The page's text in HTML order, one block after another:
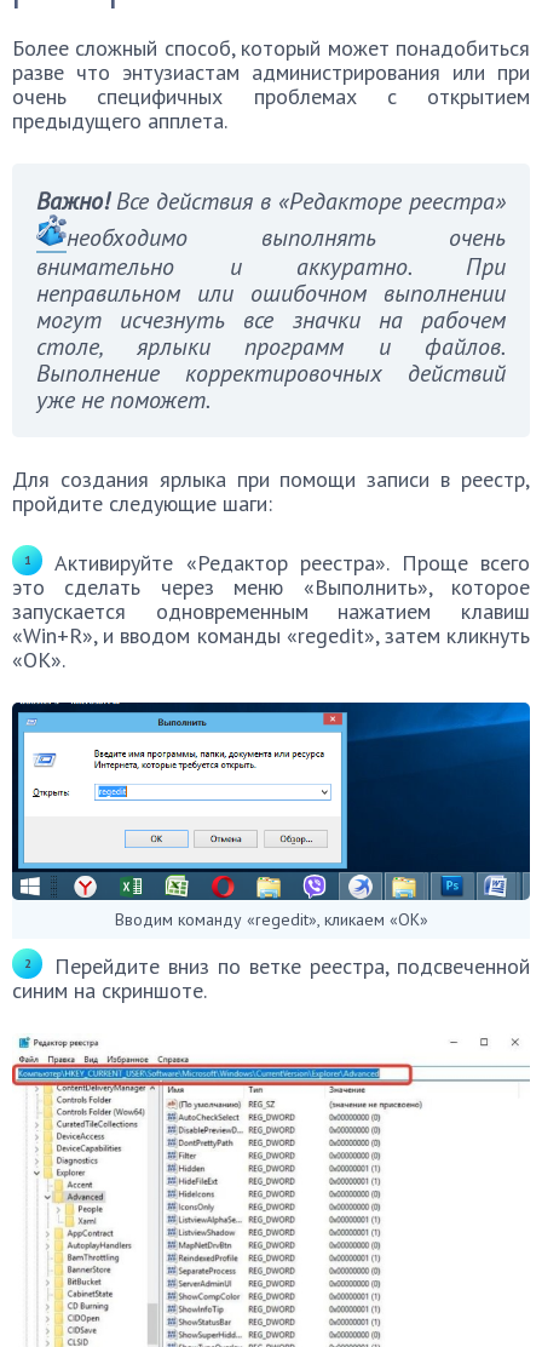
Более сложный способ, который может понадобиться
разве что энтузиастам администрирования или при
очень специфичных проблемах с открытием
предыдущего апплета.
Важно!Все действия в «Редакторе реестра»
необходимо выполнять очень
внимательно и аккуратно. При
неправильном или ошибочном выполнении
могут исчезнуть все значки на рабочем
столе, ярлыки программ и файлов.
Выполнение корректировочных действий
уже не поможет.
Для создания ярлыка при помощи записи в реестр,
пройдите следующие шаги:
Активируйте «Редактор реестра». Проще всего
это сделать через меню «Выполнить», которое
запускается одновременным нажатием клавиш
«Win+R», и вводом команды «regedit», затем кликнуть
«ОК».
Вводим команду «regedit», кликаем «ОК»
Перейдите вниз по ветке реестра, подсвеченной
синим на скриншоте.